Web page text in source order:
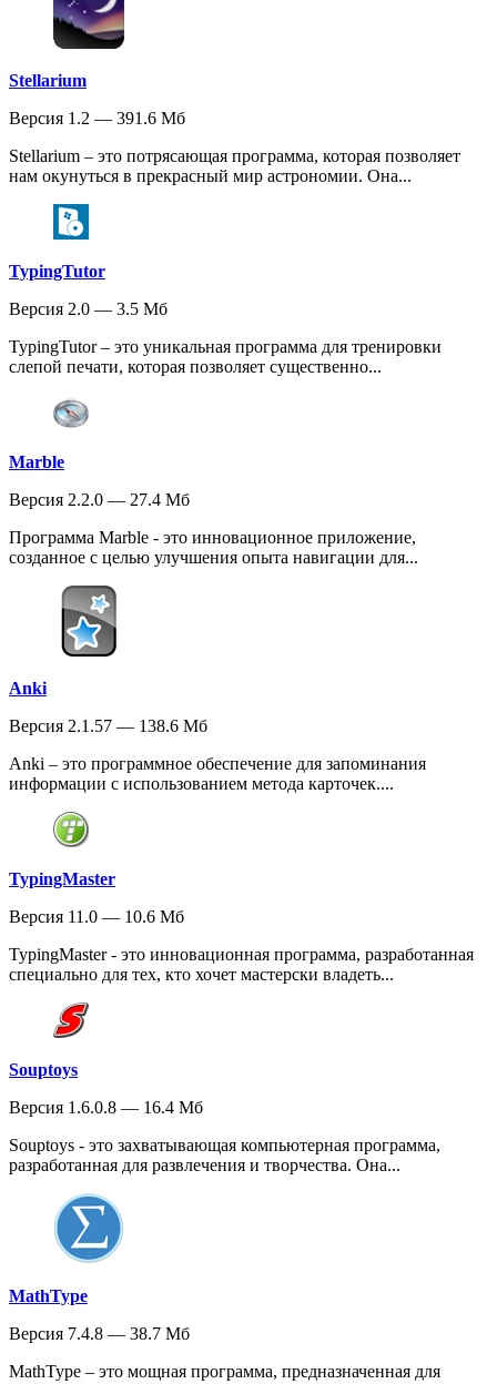
Stellarium
Версия 1.2 — 391.6 Мб
Stellarium – это потрясающая программа, которая позволяет
нам окунуться в прекрасный мир астрономии. Она...
TypingTutor
Версия 2.0 — 3.5 Мб
TypingTutor – это уникальная программа для тренировки
слепой печати, которая позволяет существенно...
Marble
Версия 2.2.0 — 27.4 Мб
Программа Marble - это инновационное приложение,
созданное с целью улучшения опыта навигации для...
Anki
Версия 2.1.57 — 138.6 Мб
Anki – это программное обеспечение для запоминания
информации с использованием метода карточек....
TypingMaster
Версия 11.0 — 10.6 Мб
TypingMaster - это инновационная программа, разработанная
специально для тех, кто хочет мастерски владеть...
Souptoys
Версия 1.6.0.8 — 16.4 Мб
Souptoys - это захватывающая компьютерная программа,
разработанная для развлечения и творчества. Она...
MathType
Версия 7.4.8 — 38.7 Мб
MathType – это мощная программа, предназначенная для